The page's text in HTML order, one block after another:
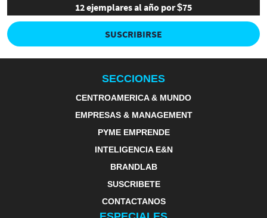
12 ejemplares al año por $75
SUSCRIBIRSE
SECCIONES
CENTROAMERICA & MUNDO
EMPRESAS & MANAGEMENT
PYME EMPRENDE
INTELIGENCIA E&N
BRANDLAB
SUSCRIBETE
CONTACTANOS